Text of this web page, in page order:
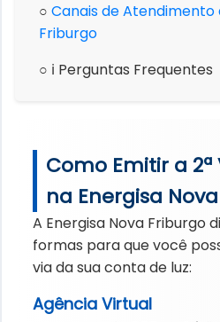
○ Canais de Atendimento
Friburgo
○ ℹ️ Perguntas Frequentes
Como Emitir a
na Energisa
A Energisa Nova Friburgo
formas para que você
via da sua conta de luz:
Agência Virtual